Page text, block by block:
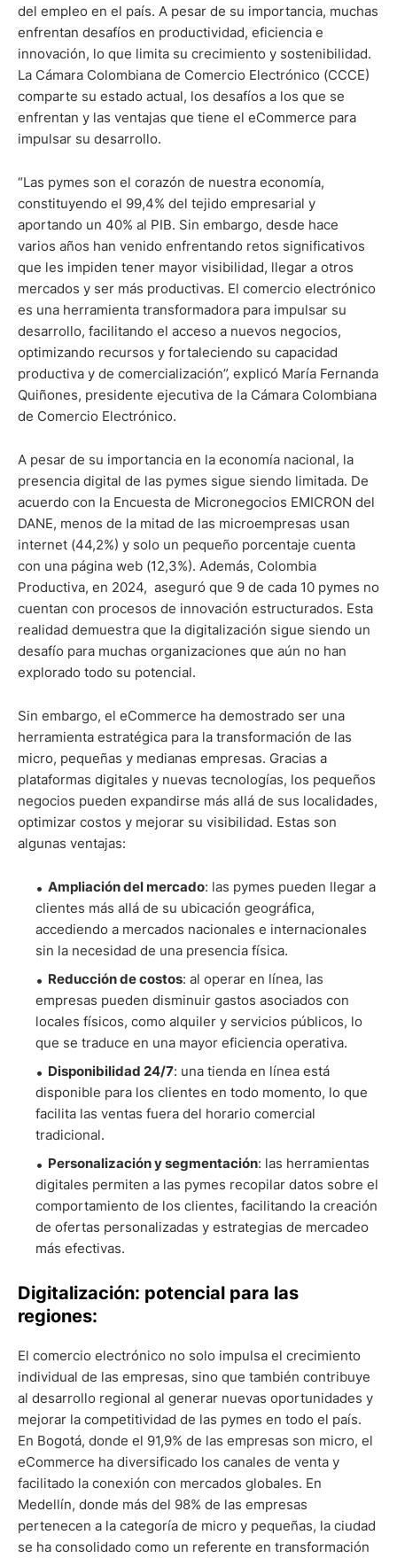
del empleo en el país. A pesar de su importancia, muchas
enfrentan desafíos en productividad, eficiencia e
innovación, lo que limita su crecimiento y sostenibilidad.
La Cámara Colombiana de Comercio Electrónico (CCCE)
comparte su estado actual, los desafíos a los que se
enfrentan y las ventajas que tiene el eCommerce para
impulsar su desarrollo.
“Las pymes son el corazón de nuestra economía,
constituyendo el 99,4% del tejido empresarial y
aportando un 40% al PIB. Sin embargo, desde hace
varios años han venido enfrentando retos significativos
que les impiden tener mayor visibilidad, llegar a otros
mercados y ser más productivas. El comercio electrónico
es una herramienta transformadora para impulsar su
desarrollo, facilitando el acceso a nuevos negocios,
optimizando recursos y fortaleciendo su capacidad
productiva y de comercialización”, explicó María Fernanda
Quiñones, presidente ejecutiva de la Cámara Colombiana
de Comercio Electrónico.
A pesar de su importancia en la economía nacional, la
presencia digital de las pymes sigue siendo limitada. De
acuerdo con la Encuesta de Micronegocios EMICRON del
DANE, menos de la mitad de las microempresas usan
internet (44,2%) y solo un pequeño porcentaje cuenta
con una página web (12,3%). Además, Colombia
Productiva, en 2024, aseguró que 9 de cada 10 pymes no
cuentan con procesos de innovación estructurados. Esta
realidad demuestra que la digitalización sigue siendo un
desafío para muchas organizaciones que aún no han
explorado todo su potencial.
Sin embargo, el eCommerce ha demostrado ser una
herramienta estratégica para la transformación de las
micro, pequeñas y medianas empresas. Gracias a
plataformas digitales y nuevas tecnologías, los pequeños
negocios pueden expandirse más allá de sus localidades,
optimizar costos y mejorar su visibilidad. Estas son
algunas ventajas:
Ampliación del mercado: las pymes pueden llegar a
clientes más allá de su ubicación geográfica,
accediendo a mercados nacionales e internacionales
sin la necesidad de una presencia física.
Reducción de costos: al operar en línea, las
empresas pueden disminuir gastos asociados con
locales físicos, como alquiler y servicios públicos, lo
que se traduce en una mayor eficiencia operativa.
Disponibilidad 24/7: una tienda en línea está
disponible para los clientes en todo momento, lo que
facilita las ventas fuera del horario comercial
tradicional.
Personalización y segmentación: las herramientas
digitales permiten a las pymes recopilar datos sobre el
comportamiento de los clientes, facilitando la creación
de ofertas personalizadas y estrategias de mercadeo
más efectivas.
Digitalización: potencial para las
regiones:
El comercio electrónico no solo impulsa el crecimiento
individual de las empresas, sino que también contribuye
al desarrollo regional al generar nuevas oportunidades y
mejorar la competitividad de las pymes en todo el país.
En Bogotá, donde el 91,9% de las empresas son micro, el
eCommerce ha diversificado los canales de venta y
facilitado la conexión con mercados globales. En
Medellín, donde más del 98% de las empresas
pertenecen a la categoría de micro y pequeñas, la ciudad
se ha consolidado como un referente en transformación